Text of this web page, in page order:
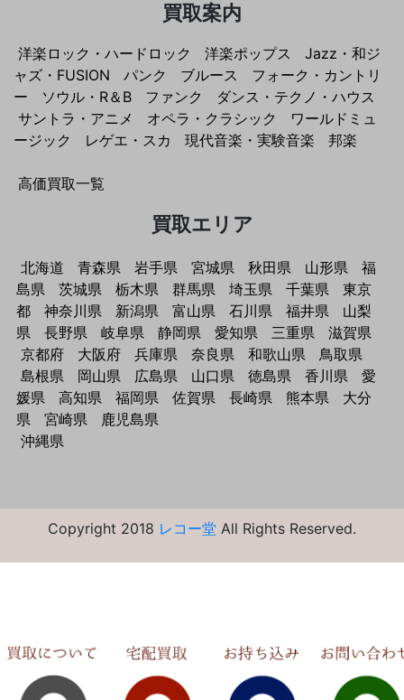
買取案内
洋楽ロック・ハードロック 洋楽ポップス
Jazz・和ジ
ャズ・FUSION
パンク ブルース
フォーク・カントリ
ー
ソウル・R＆B ファンク
ダンス・テクノ・ハウス
サントラ・アニメ
オペラ・クラシック
ワールドミュ
ージック
レゲエ・スカ 現代音楽・実験音楽 邦楽
高価買取一覧
買取エリア
北海道 青森県 岩手県 宮城県 秋田県 山形県
福
島県
茨城県 栃木県 群馬県 埼玉県 千葉県
東京
都
神奈川県 新潟県 富山県 石川県 福井県
山梨
県
長野県 岐阜県 静岡県 愛知県 三重県
滋賀県
京都府
大阪府 兵庫県 奈良県 和歌山県
鳥取県
島根県
岡山県 広島県 山口県 徳島県 香川県
愛
媛県
高知県 福岡県 佐賀県 長崎県 熊本県
大分
県
宮崎県
鹿児島県
沖縄県
Copyright 2018 レコー堂 All Rights Reserved.